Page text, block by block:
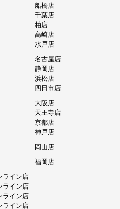
船橋店
千葉店
柏店
高崎店
水戸店
名古屋店
静岡店
浜松店
四日市店
大阪店
天王寺店
京都店
神戸店
岡山店
福岡店
ライン店
ライン店
ライン店
ライン店